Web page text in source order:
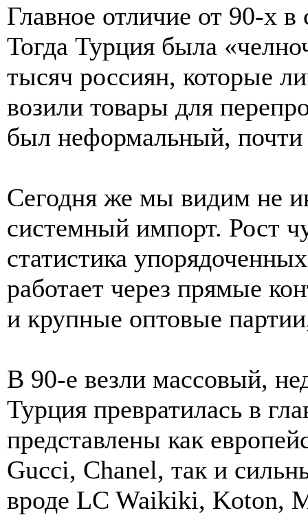
Главное отличие от 90-х
Тогда Турция была
тысяч россиян, которые
возили товары для
был неформальный, почти
Сегодня же мы видим не
системный импорт. Рост
статистика
работает через прямые
и крупные оптовые
В 90-е везли массовый,
Турция превратилась в
представлены как
Gucci, Chanel, так и
вроде LC Waikiki, Koton,